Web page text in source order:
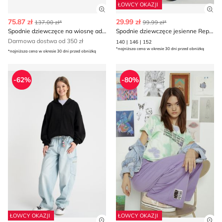
Zobacz szczegóły produktu
75.87 zł 137.00 zł*
Spodnie dziewczęce na wiosnę adidas
Darmowa dostwa od 350 zł
*najniższa cena w okresie 30 dni przed obniżką
ŁOWCY OKAZJI
29.99 zł 99.99 zł*
Spodnie dziewczęce jesienne Reporter
140 | 146 | 152
*najniższa cena w okresie 30 dni przed obniżką
Spodnie dziewczęce na wiosnę Reporter
ŁOWCY OKAZJI
-62%
Spodnie dziewczęce na
ŁOWCY OKAZJI
-80%